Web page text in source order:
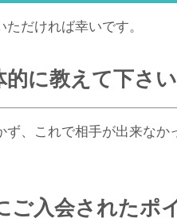
だければ幸いです。
に教えて下さい
ず、これで相手が出来な
入会されたポ